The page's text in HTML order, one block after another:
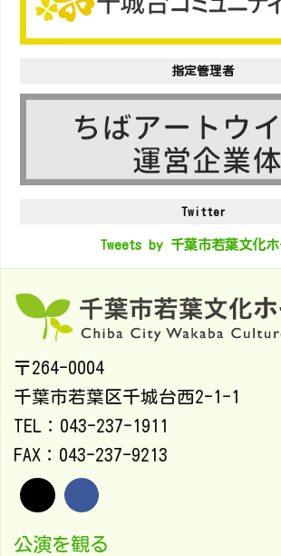
指定管理者
Twitter
Tweets by 千葉市若葉文化ホ
〒264-0004
千葉市若葉区千城台西2-1-1
TEL：043-237-1911
FAX：043-237-9213
公演を観る